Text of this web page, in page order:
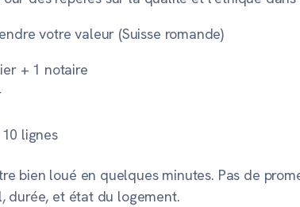
votre valeur (Suisse romande)
+ 1 notaire
lignes
bien loué en quelques minutes. Pas de
durée, et état du logement.